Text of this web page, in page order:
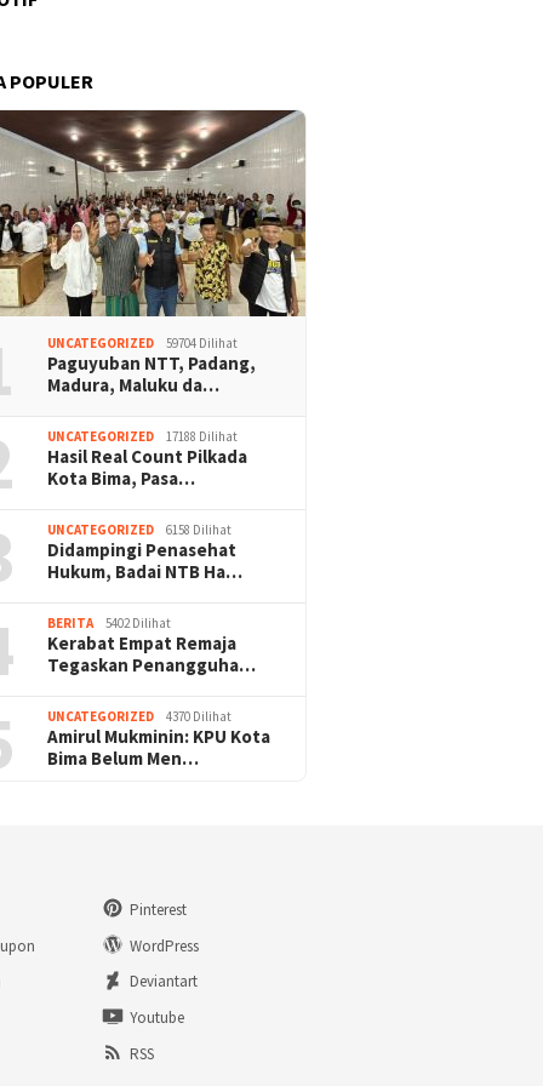
POPULER
UNCATEGORIZED 59704 Dilihat
Paguyuban NTT, Padang,
Madura, Maluku da…
UNCATEGORIZED 17188 Dilihat
Hasil Real Count Pilkada
Kota Bima, Pasa…
UNCATEGORIZED 6158 Dilihat
Didampingi Penasehat
Hukum, Badai NTB Ha…
BERITA 5402 Dilihat
Kerabat Empat Remaja
Tegaskan Penangguha…
UNCATEGORIZED 4370 Dilihat
Amirul Mukminin: KPU Kota
Bima Belum Men…
Pinterest
WordPress
Deviantart
Youtube
RSS